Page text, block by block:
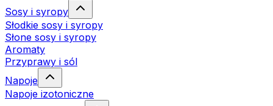
Sosy i syropy
Słodkie sosy i syropy
Słone sosy i syropy
Aromaty
Przyprawy i sól
Napoje
Napoje izotoniczne